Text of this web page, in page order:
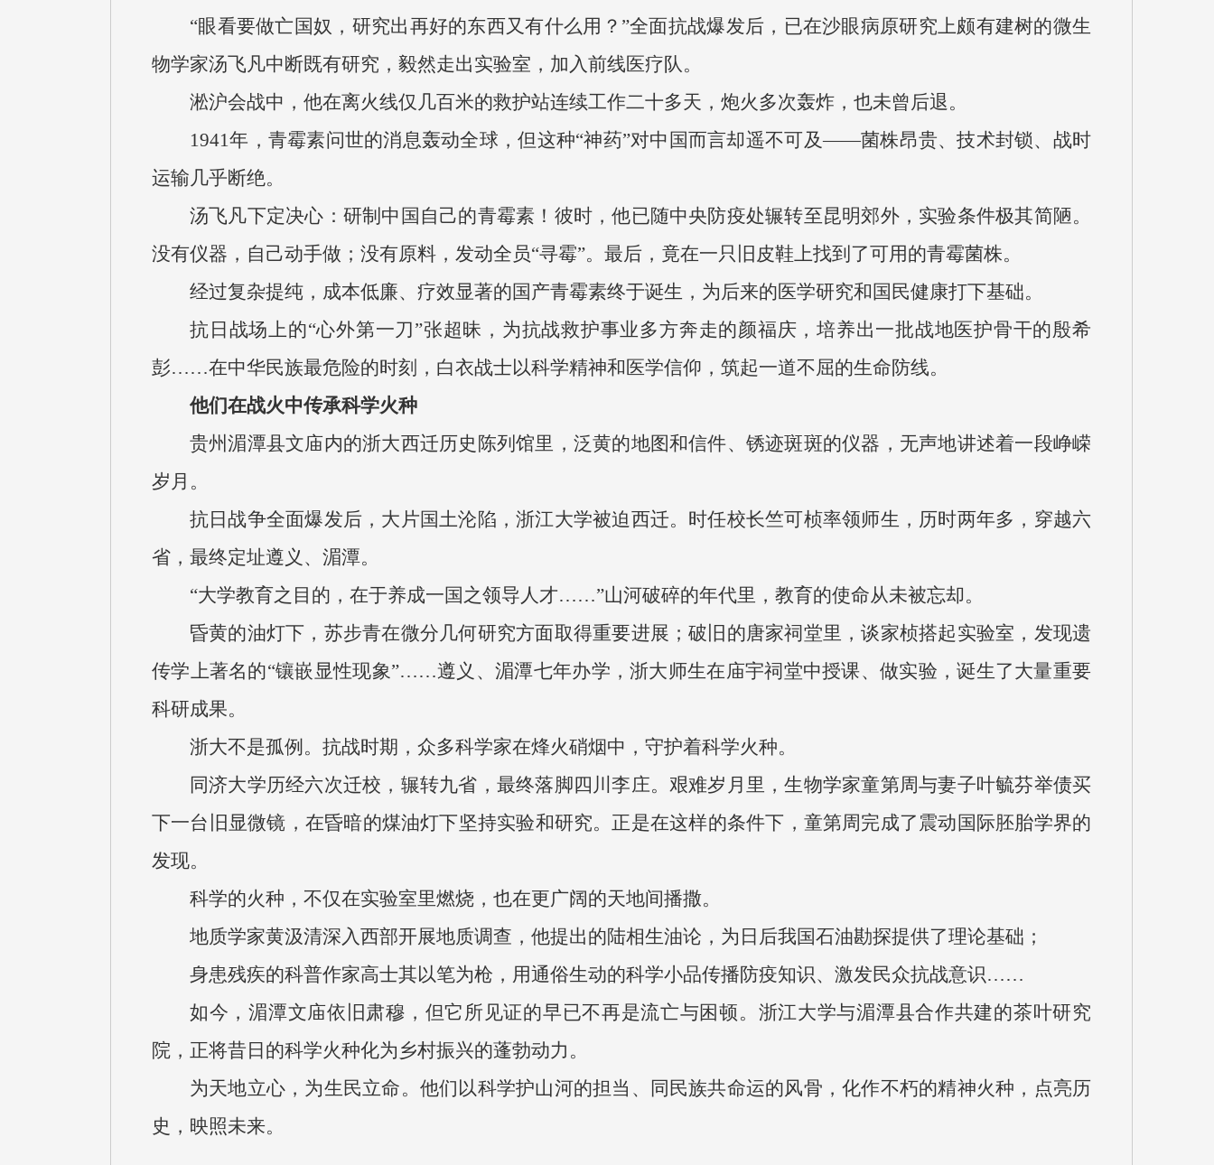
“眼看要做亡国奴，研究出再好的东西又有什么用？”全面抗战爆发后，已在沙眼病原研究上颇有建树的微生
物学家汤飞凡中断既有研究，毅然走出实验室，加入前线医疗队。
淞沪会战中，他在离火线仅几百米的救护站连续工作二十多天，炮火多次轰炸，也未曾后退。
1941年，青霉素问世的消息轰动全球，但这种“神药”对中国而言却遥不可及——菌株昂贵、技术封锁、战时
运输几乎断绝。
汤飞凡下定决心：研制中国自己的青霉素！彼时，他已随中央防疫处辗转至昆明郊外，实验条件极其简陋。
没有仪器，自己动手做；没有原料，发动全员“寻霉”。最后，竟在一只旧皮鞋上找到了可用的青霉菌株。
经过复杂提纯，成本低廉、疗效显著的国产青霉素终于诞生，为后来的医学研究和国民健康打下基础。
抗日战场上的“心外第一刀”张超昧，为抗战救护事业多方奔走的颜福庆，培养出一批战地医护骨干的殷希
彭……在中华民族最危险的时刻，白衣战士以科学精神和医学信仰，筑起一道不屈的生命防线。
他们在战火中传承科学火种
贵州湄潭县文庙内的浙大西迁历史陈列馆里，泛黄的地图和信件、锈迹斑斑的仪器，无声地讲述着一段峥嵘
岁月。
抗日战争全面爆发后，大片国土沦陷，浙江大学被迫西迁。时任校长竺可桢率领师生，历时两年多，穿越六
省，最终定址遵义、湄潭。
“大学教育之目的，在于养成一国之领导人才……”山河破碎的年代里，教育的使命从未被忘却。
昏黄的油灯下，苏步青在微分几何研究方面取得重要进展；破旧的唐家祠堂里，谈家桢搭起实验室，发现遗
传学上著名的“镶嵌显性现象”……遵义、湄潭七年办学，浙大师生在庙宇祠堂中授课、做实验，诞生了大量重要
科研成果。
浙大不是孤例。抗战时期，众多科学家在烽火硝烟中，守护着科学火种。
同济大学历经六次迁校，辗转九省，最终落脚四川李庄。艰难岁月里，生物学家童第周与妻子叶毓芬举债买
下一台旧显微镜，在昏暗的煤油灯下坚持实验和研究。正是在这样的条件下，童第周完成了震动国际胚胎学界的
发现。
科学的火种，不仅在实验室里燃烧，也在更广阔的天地间播撒。
地质学家黄汲清深入西部开展地质调查，他提出的陆相生油论，为日后我国石油勘探提供了理论基础；
身患残疾的科普作家高士其以笔为枪，用通俗生动的科学小品传播防疫知识、激发民众抗战意识……
如今，湄潭文庙依旧肃穆，但它所见证的早已不再是流亡与困顿。浙江大学与湄潭县合作共建的茶叶研究
院，正将昔日的科学火种化为乡村振兴的蓬勃动力。
为天地立心，为生民立命。他们以科学护山河的担当、同民族共命运的风骨，化作不朽的精神火种，点亮历
史，映照未来。